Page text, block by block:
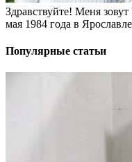
Здравствуйте! Меня
мая 1984 года в
Популярные статьи